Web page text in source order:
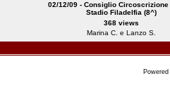
02/12/09 - Consiglio
Stadio Filadelfia (8^)
368 views
Marina C. e Lanzo S.